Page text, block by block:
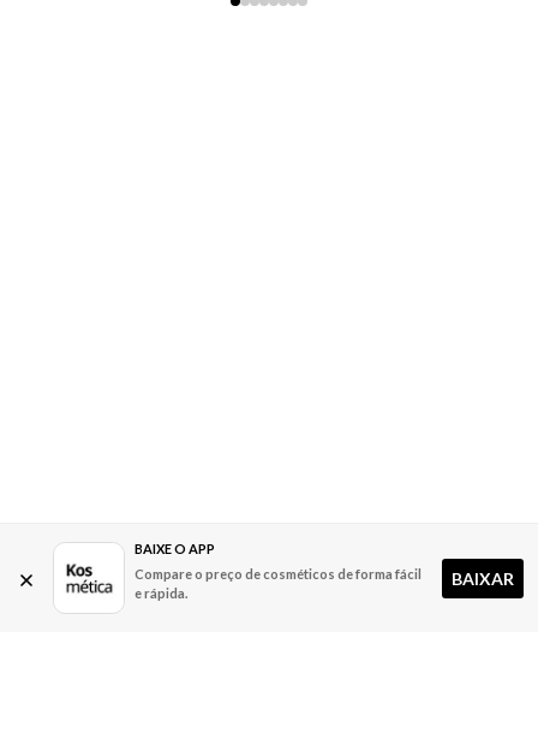
BAIXE O APP
Compare o preço de cosméticos de forma fácil
e rápida.
BAIXAR